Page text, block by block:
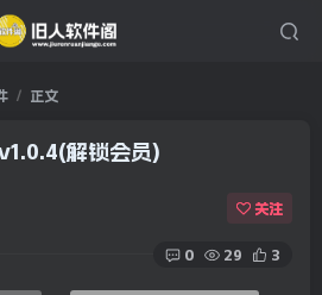
正文
解锁会员)
关注
0 29 3